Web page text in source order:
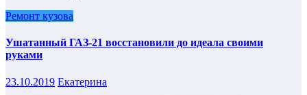
Ремонт кузова
Ушатанный ГАЗ-21 восстановили до идеала своими
руками
23.10.2019 Екатерина